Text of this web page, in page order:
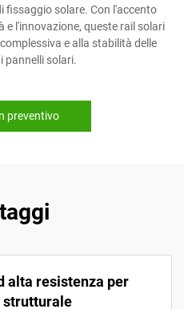
fissaggio solare. Con l'accento
e l'innovazione, queste rail solari
e alla stabilità delle
pannelli solari.
preventivo
alta resistenza per
strutturale